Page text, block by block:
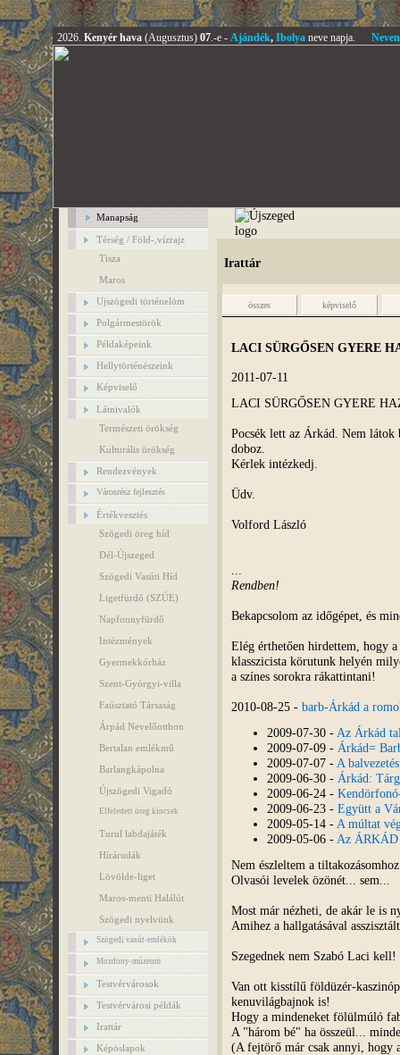
2026. Kenyér hava (Augusztus) 07.-e - Ajándék, Ibolyaneve napja.
Manapság
Térség / Föld-,vízrajz
Tisza
Maros
Ujszögedi történelöm
Polgármestörök
Példaképeink
Hellytörténészeink
Képviselő
Látnivalók
Természeti örökség
Kulturális örökség
Rendezvények
Városrész fejlesztés
Értékvesztés
Szögedi öreg híd
Dél-Újszeged
Szögedi Vasúti Híd
Ligetfürdő (SZÚE)
Napfonnyfürdő
Intézmények
Gyermekkórház
Szent-Györgyi-villa
Faúsztató Társaság
Árpád Nevelőotthon
Bertalan emlékmű
Barlangkápolna
Újszögedi Vigadó
Elfeledett öreg kincsek
Turul labdajáték
Hírárudák
Lövölde-liget
Maros-menti Halálút
Szögedi nyelvünk
Szögedi vasút-emlékök
Mozdony-múzeum
Testvérvárosok
Testvérvárosi példák
Irattár
Képöslapok
Irattár
összes képviselő
LACI SÜRGŐSEN GYERE
2011-07-11
LACI SÜRGŐSEN GYERE
Pocsék lett az Árkád. Nem látok
doboz.
Kérlek intézkedj.
Üdv.
Volford László
Rendben!
Bekapcsolom az időgépet, és
Elég érthetően hirdettem, hogy
klasszicista körutunk helyén
a színes sorokra rákattintani!
2010-08-25 - barb-Árkád a
2009-07-30 - Az Árkád
2009-07-09 - Árkád=
2009-07-07 - A
2009-06-30 - Árkád:
2009-06-24 -
2009-06-23 - Együtt a
2009-05-14 - A múltat
2009-05-06 - Az ÁRKÁD
Nem észleltem a
Olvasói levelek özönét... sem...
Most már nézheti, de akár le is
Amihez a hallgatásával
Szegednek nem Szabó Laci
Van ott kisstílű földüzér-
kenuvilágbajnok is!
Hogy a mindeneket fölülmúló
A "három bé" ha összeül...
(A fejtörő már csak annyi, hogy